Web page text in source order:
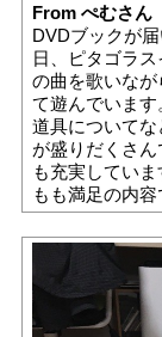
From ぺむさん
DVDブックが
日、ピタゴラ
の曲を歌いな
て遊んでいま
道具について
が盛りだくさ
も充実してい
もも満足の内容